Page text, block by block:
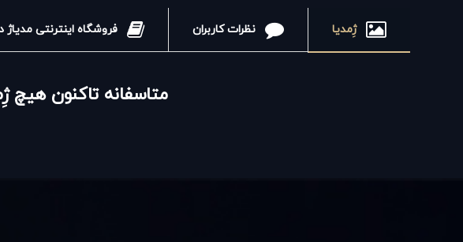
ژِمدیا نظرات کاربران
متاسفانه تاکنون هیچ